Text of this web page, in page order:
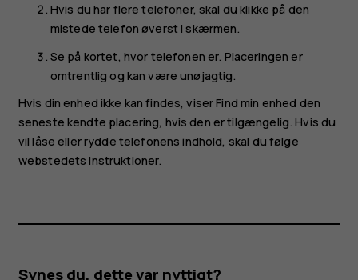
Hvis du har flere telefoner, skal du klikke på den
mistede telefon øverst i skærmen.
Se på kortet, hvor telefonen er. Placeringen er
omtrentlig og kan være unøjagtig.
Hvis din enhed ikke kan findes, viser Find min enhed den
seneste kendte placering, hvis den er tilgængelig. Hvis du
vil låse eller rydde telefonens indhold, skal du følge
webstedets instruktioner.
Synes du, dette var nyttigt?